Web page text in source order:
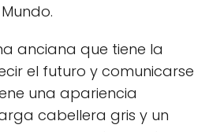
anciana que tiene la
el futuro y comunicarse
una apariencia
cabellera gris y un